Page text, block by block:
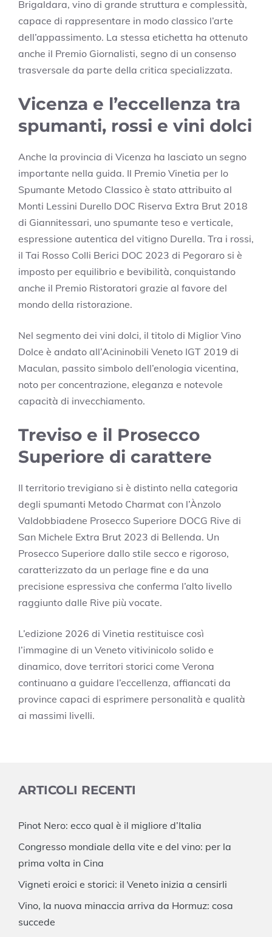
Brigaldara, vino di grande struttura e complessità,
capace di rappresentare in modo classico l’arte
dell’appassimento. La stessa etichetta ha ottenuto
anche il Premio Giornalisti, segno di un consenso
trasversale da parte della critica specializzata.
Vicenza e l’eccellenza tra
spumanti, rossi e vini dolci
Anche la provincia di Vicenza ha lasciato un segno
importante nella guida. Il Premio Vinetia per lo
Spumante Metodo Classico è stato attribuito al
Monti Lessini Durello DOC Riserva Extra Brut 2018
di Giannitessari, uno spumante teso e verticale,
espressione autentica del vitigno Durella. Tra i rossi,
il Tai Rosso Colli Berici DOC 2023 di Pegoraro si è
imposto per equilibrio e bevibilità, conquistando
anche il Premio Ristoratori grazie al favore del
mondo della ristorazione.
Nel segmento dei vini dolci, il titolo di Miglior Vino
Dolce è andato all’Acininobili Veneto IGT 2019 di
Maculan, passito simbolo dell’enologia vicentina,
noto per concentrazione, eleganza e notevole
capacità di invecchiamento.
Treviso e il Prosecco
Superiore di carattere
Il territorio trevigiano si è distinto nella categoria
degli spumanti Metodo Charmat con l’Ànzolo
Valdobbiadene Prosecco Superiore DOCG Rive di
San Michele Extra Brut 2023 di Bellenda. Un
Prosecco Superiore dallo stile secco e rigoroso,
caratterizzato da un perlage fine e da una
precisione espressiva che conferma l’alto livello
raggiunto dalle Rive più vocate.
L’edizione 2026 di Vinetia restituisce così
l’immagine di un Veneto vitivinicolo solido e
dinamico, dove territori storici come Verona
continuano a guidare l’eccellenza, affiancati da
province capaci di esprimere personalità e qualità
ai massimi livelli.
ARTICOLI RECENTI
Pinot Nero: ecco qual è il migliore d’Italia
Congresso mondiale della vite e del vino: per la
prima volta in Cina
Vigneti eroici e storici: il Veneto inizia a censirli
Vino, la nuova minaccia arriva da Hormuz: cosa
succede